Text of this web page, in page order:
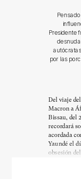
Presidente
por las
Del viaje
Macron a
Bissau, del
recordará
acordada
Yaundé el
obsesión